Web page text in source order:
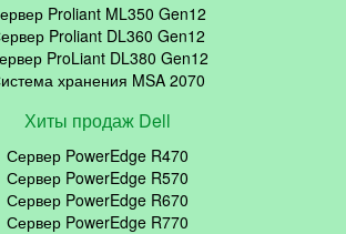
Proliant ML350 Gen12
Proliant DL360 Gen12
ProLiant DL380 Gen12
хранения MSA 2070
Хиты продаж Dell
Сервер PowerEdge R470
Сервер PowerEdge R570
Сервер PowerEdge R670
Сервер PowerEdge R770